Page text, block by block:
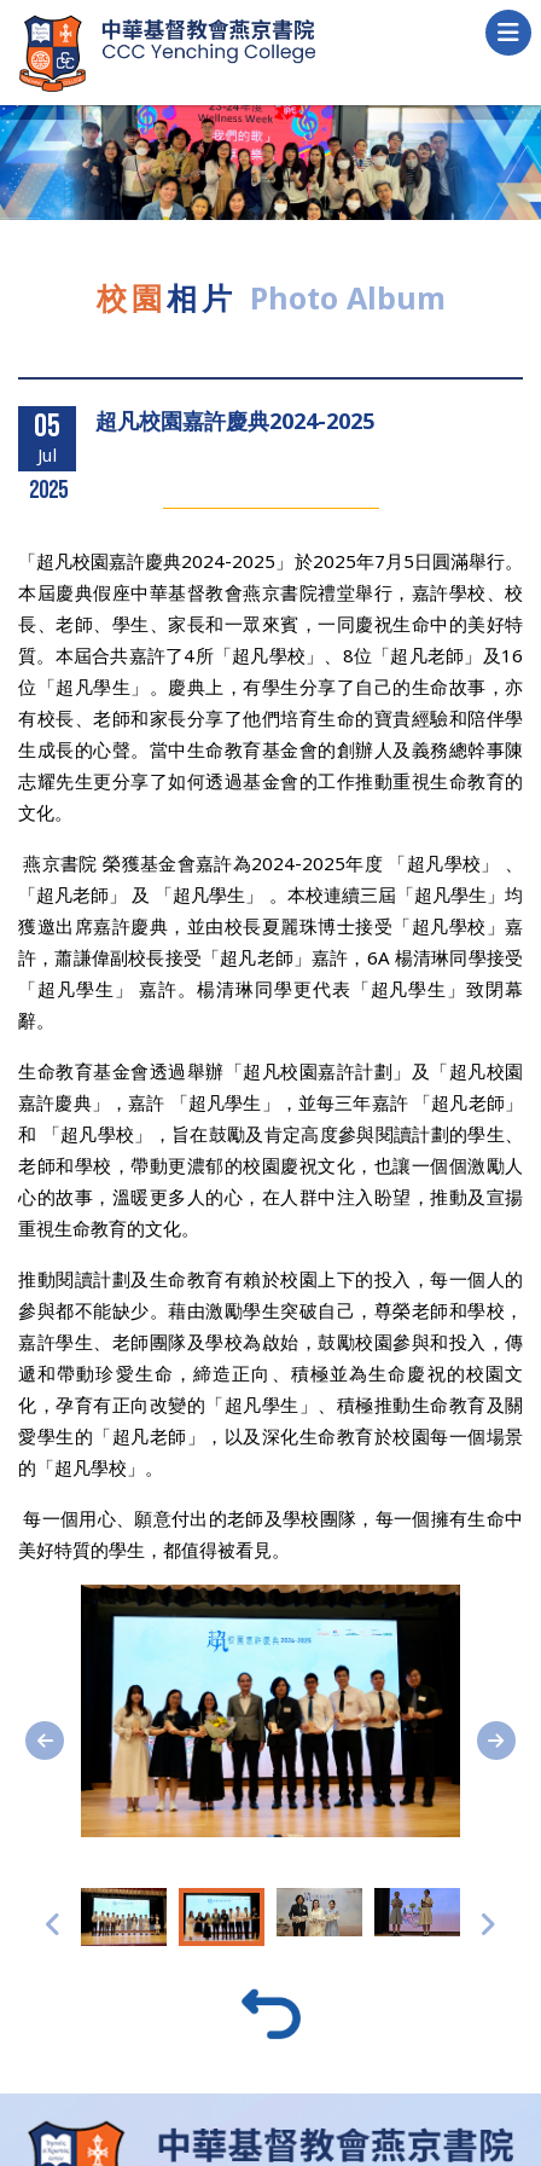
校園相片 Photo Album
05
Jul
2025
超凡校園嘉許慶典2024-2025
「超凡校園嘉許慶典2024-2025」於2025年7月5日圓滿舉行。
本屆慶典假座中華基督教會燕京書院禮堂舉行，嘉許學校、校
長、老師、學生、家長和一眾來賓，一同慶祝生命中的美好特
質。本屆合共嘉許了4所「超凡學校」、8位「超凡老師」及16
位「超凡學生」。慶典上，有學生分享了自己的生命故事，亦
有校長、老師和家長分享了他們培育生命的寶貴經驗和陪伴學
生成長的心聲。當中生命教育基金會的創辦人及義務總幹事陳
志耀先生更分享了如何透過基金會的工作推動重視生命教育的
文化。
燕京書院 榮獲基金會嘉許為2024-2025年度 「超凡學校」 、
「超凡老師」 及 「超凡學生」 。本校連續三屆「超凡學生」均
獲邀出席嘉許慶典，並由校長夏麗珠博士接受「超凡學校」嘉
許，蕭謙偉副校長接受「超凡老師」嘉許，6A 楊清琳同學接受
「超凡學生」 嘉許。楊清琳同學更代表「超凡學生」致閉幕
辭。
生命教育基金會透過舉辦「超凡校園嘉許計劃」及「超凡校園
嘉許慶典」，嘉許 「超凡學生」，並每三年嘉許 「超凡老師」
和 「超凡學校」，旨在鼓勵及肯定高度參與閱讀計劃的學生、
老師和學校，帶動更濃郁的校園慶祝文化，也讓一個個激勵人
心的故事，溫暖更多人的心，在人群中注入盼望，推動及宣揚
重視生命教育的文化。
推動閱讀計劃及生命教育有賴於校園上下的投入，每一個人的
參與都不能缺少。藉由激勵學生突破自己，尊榮老師和學校，
嘉許學生、老師團隊及學校為啟始，鼓勵校園參與和投入，傳
遞和帶動珍愛生命，締造正向、積極並為生命慶祝的校園文
化，孕育有正向改變的「超凡學生」、積極推動生命教育及關
愛學生的「超凡老師」，以及深化生命教育於校園每一個場景
的「超凡學校」。
每一個用心、願意付出的老師及學校團隊，每一個擁有生命中
美好特質的學生，都值得被看見。